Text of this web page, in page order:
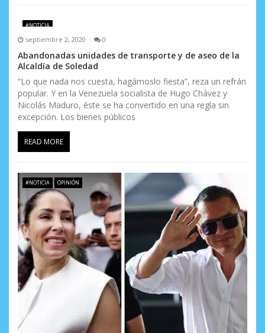
#NOTICIA
septiembre 2, 2020 0
Abandonadas unidades de transporte y de aseo de la
Alcaldía de Soledad
“Lo que nada nos cuesta, hagámoslo fiesta”, reza un refrán
popular. Y en la Venezuela socialista de Hugo Chávez y
Nicolás Maduro, éste se ha convertido en una regla sin
excepción. Los bienes públicos
READ MORE
#NOTICIA OPINIÓN